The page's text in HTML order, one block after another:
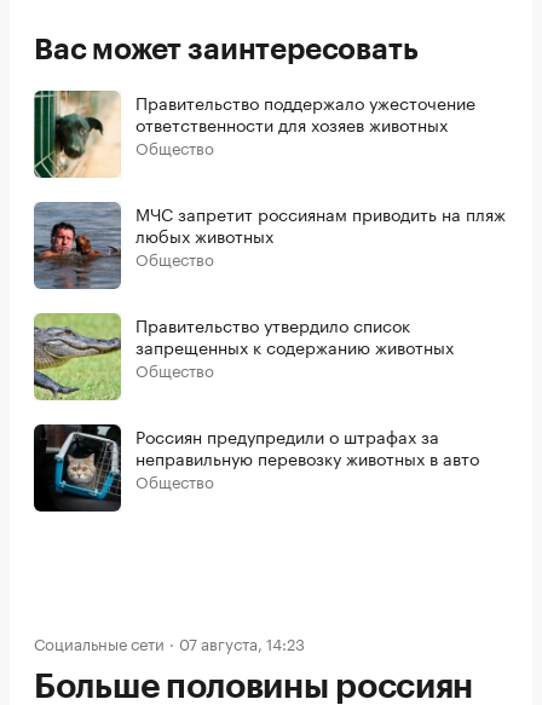
Вас может заинтересовать
Правительство поддержало ужесточение
ответственности для хозяев животных
Общество
МЧС запретит россиянам приводить на пляж
любых животных
Общество
Правительство утвердило список
запрещенных к содержанию животных
Общество
Россиян предупредили о штрафах за
неправильную перевозку животных в авто
Общество
Социальные сети 07 августа, 14:23
Больше половины россиян